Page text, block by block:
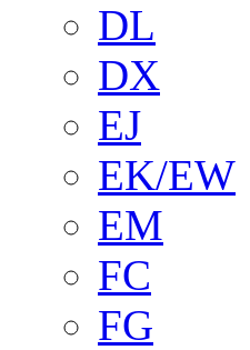
DL
DX
EJ
EK/EW
EM
FC
FG